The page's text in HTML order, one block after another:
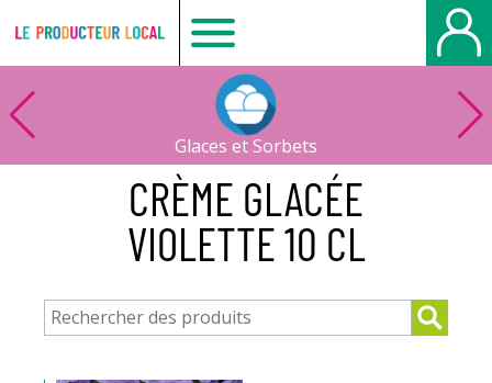
Le
producteur
local
-
Bois
Glaces et Sorbets
CRÈME GLACÉE
VIOLETTE 10 CL